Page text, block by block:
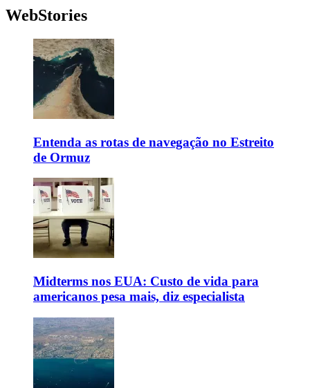
WebStories
Entenda as rotas de navegação no Estreito
de Ormuz
Midterms nos EUA: Custo de vida para
americanos pesa mais, diz especialista